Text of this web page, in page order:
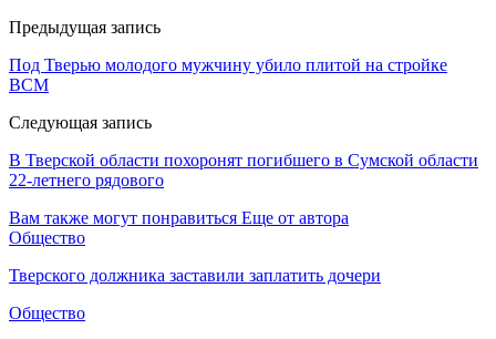
Предыдущая запись
Под Тверью молодого мужчину убило плитой на стройке
ВСМ
Следующая запись
В Тверской области похоронят погибшего в Сумской области
22-летнего рядового
Вам также могут понравиться Еще от автора
Общество
Тверского должника заставили заплатить дочери
Общество